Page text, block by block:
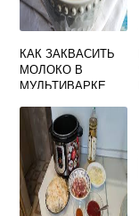
КАК ЗАКВАСИТЬ
МОЛОКО В
МУЛЬТИВАРКЕ